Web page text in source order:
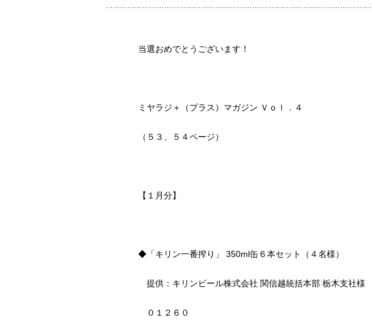
当選おめでとうございます！
ミヤラジ＋（プラス）マガジン Ｖｏｌ．４
（５３、５４ページ）
【１月分】
◆「キリン一番搾り」 350ml缶６本セット（４名様）
提供：キリンビール株式会社 関信越統括本部 栃木支社様
０１２６０